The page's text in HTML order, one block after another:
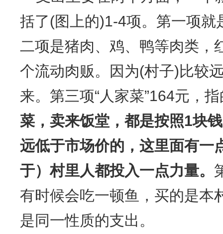
括了(图上的)1-4项。第一项就
二项是猪肉、鸡、鸭等肉类，
个流动肉贩。因为(村子)比较
来。第三项“人家菜”164元，
菜，卖来饭堂，都是按照1块
远低于市场价的，这里面有一
于）村里人都投入一点力量。
有时候会吃一顿鱼，买的是本
是同一性质的支出。